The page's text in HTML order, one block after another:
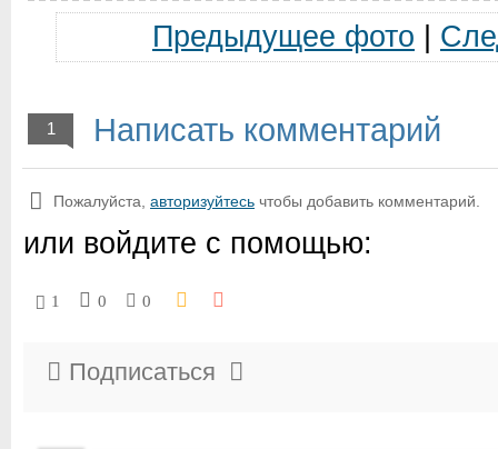
Предыдущее фото
1 Написать комментарий
Пожалуйста, авторизуйтесь чтобы добавить комментарий.
или войдите с помощью:
1 0 0
Подписаться